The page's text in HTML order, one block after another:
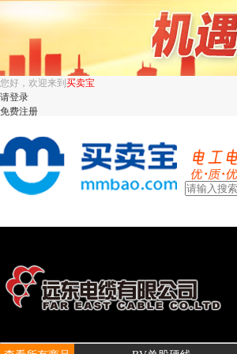
您好，欢迎来到 买卖宝
请登录
免费注册